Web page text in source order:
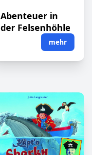
Abenteuer in
der Felsenhöhle
mehr